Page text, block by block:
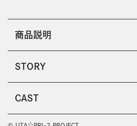
商品説明
STORY
CAST